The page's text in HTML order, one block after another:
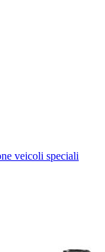
veicoli speciali